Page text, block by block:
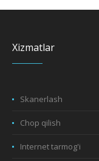
Xizmatlar
Skanerlash
Chop qilish
Internet tarmog'i